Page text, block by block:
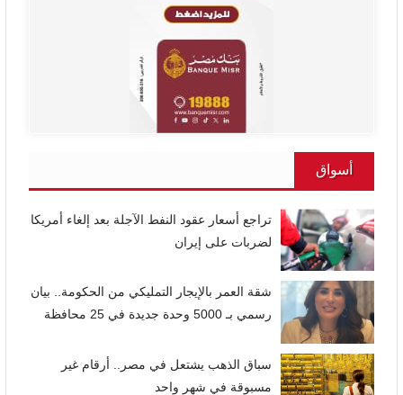
أسواق
تراجع أسعار عقود النفط الآجلة بعد إلغاء أمريكا
لضربات على إيران
شقة العمر بالإيجار التمليكي من الحكومة.. بيان
رسمي بـ 5000 وحدة جديدة في 25 محافظة
سباق الذهب يشتعل في مصر.. أرقام غير
مسبوقة في شهر واحد